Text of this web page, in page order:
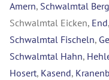
Amern, Schwalmtal Berg
Schwalmtal Eicken, End,
Schwalmtal Fischeln,
Schwalmtal Hahn,
Hosert, Kasend,